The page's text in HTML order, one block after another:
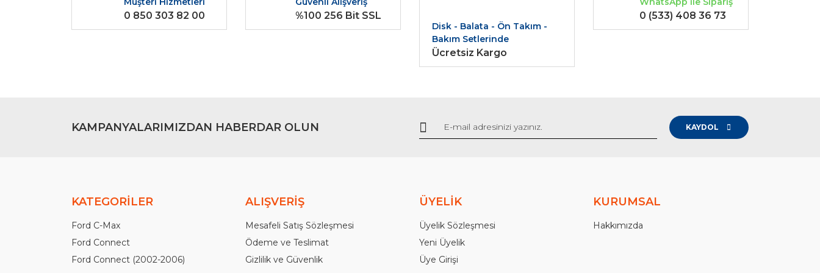
Ürün açıklamasında eksik bilgiler bulunuyor.
Gönder
0 850 303 82 00 %100 256 Bit SSL
Disk - Balata - Ön Takım -
Bakım Setlerinde
Ücretsiz Kargo
0 (533) 408 36 73
KAMPANYALARIMIZDAN HABERDAR OLUN KAYDOL
KATEGORİLER
Ford C-Max
Ford Connect
Ford Connect (2002-2006)
ALIŞVERİŞ
Mesafeli Satış Sözleşmesi
Ödeme ve Teslimat
Gizlilik ve Güvenlik
ÜYELİK
Üyelik Sözleşmesi
Yeni Üyelik
Üye Girişi
KURUMSAL
Hakkımızda